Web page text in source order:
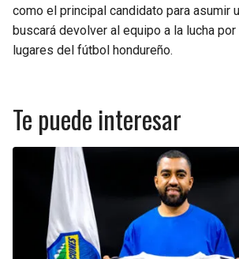
como el principal candidato para asumir
buscará devolver al equipo a la lucha
lugares del fútbol hondureño.
Te puede interesar